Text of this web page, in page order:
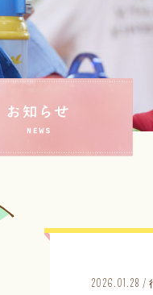
2026.01.28 /